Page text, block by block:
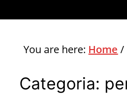
You are here: Home /
Categoria: